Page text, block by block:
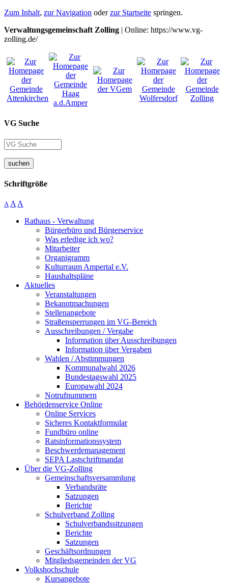
Zum Inhalt, zur Navigation oderzur Startseite springen.
Verwaltungsgemeinschaft Zolling | Online: https://www.vg-
zolling.de/
VG Suche
suchen
Schriftgröße
A A A
Rathaus - Verwaltung
Bürgerbüro und Bürgerservice
Was erledige ich wo?
Mitarbeiter
Organigramm
Kulturraum Ampertal e.V.
Haushaltspläne
Aktuelles
Veranstaltungen
Bekanntmachungen
Stellenangebote
Straßensperrungen im VG-Bereich
Ausschreibungen / Vergabe
Information über Ausschreibungen
Information über Vergaben
Wahlen / Abstimmungen
Kommunalwahl 2026
Bundestagswahl 2025
Europawahl 2024
Notrufnummern
Behördenservice Online
Online Services
Sicheres Kontaktformular
Fundbüro online
Ratsinformationssystem
Beschwerdemanagement
SEPA Lastschriftmandat
Über die VG-Zolling
Gemeinschaftsversammlung
Verbandsräte
Satzungen
Berichte
Schulverband Zolling
Schulverbandssitzungen
Berichte
Satzungen
Geschäftsordnungen
Mitgliedsgemeinden der VG
Volkshochschule
Kursangebote